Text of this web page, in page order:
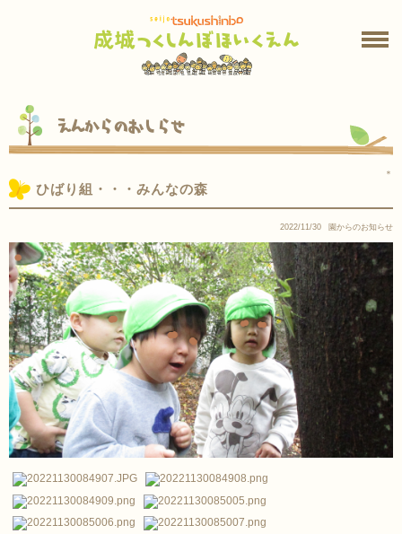
えんからのおしらせ
＊
ひばり組・・・みんなの森
2022/11/30 園からのお知らせ